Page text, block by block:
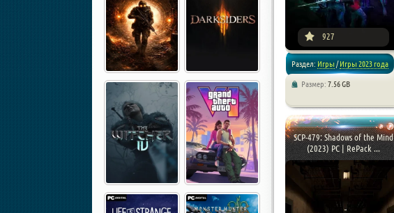
927
Раздел: Игры/Игры 2023 года
Размер: 7.56 GB
SCP-479: Shadows of the Mind
(2023) PC | RePack ...